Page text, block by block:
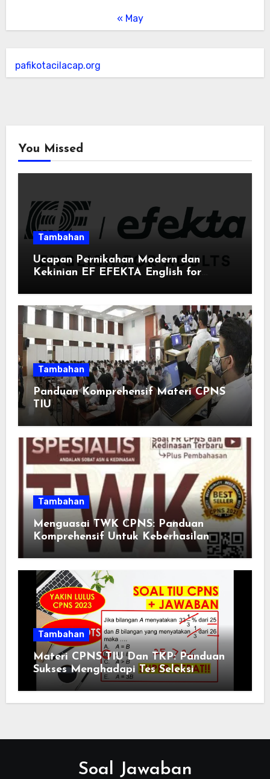
« May
pafikotacilacap.org
You Missed
Tambahan
Ucapan Pernikahan Modern dan
Kekinian EF EFEKTA English for
Momen Spesial Semakin Berarti
Tambahan
Panduan Komprehensif Materi CPNS
TIU
Tambahan
Menguasai TWK CPNS: Panduan
Komprehensif Untuk Keberhasilan
Tambahan
Materi CPNS TIU Dan TKP: Panduan
Sukses Menghadapi Tes Seleksi
Soal Jawaban